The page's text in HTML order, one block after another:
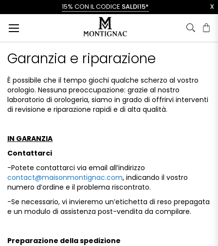
15% CON IL CODICE SALDI15* x
Garanzia e riparazione
È possibile che il tempo giochi qualche scherzo al vostro
orologio. Nessuna preoccupazione: grazie al nostro
laboratorio di orologeria, siamo in grado di offrirvi interventi
di revisione e riparazione rapidi e di alta qualità.
IN GARANZIA
Contattarci
-Potete contattarci via email all’indirizzo
contact@maisonmontignac.com, indicando il vostro
numero d’ordine e il problema riscontrato.
-Se necessario, vi invieremo un’etichetta di reso prepagata
e un modulo di assistenza post-vendita da compilare.
Preparazione dellaspedizione